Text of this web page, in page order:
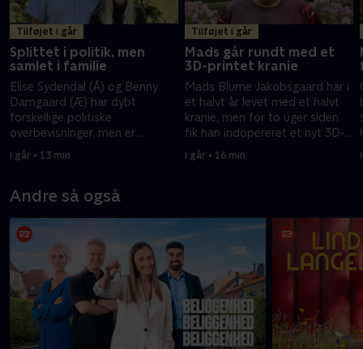
Tilføjet i går
Splittet i politik, men
samlet i familie
Elise Sydendal (Å) og Benny
Damgaard (Æ) har dybt
forskellige politiske
overbevisninger, men er
samtidigt papfar og papdatter.
I går • 13 min
Tilføjet i går
Mads går rundt med et
3D-printet kranie
Mads Blume Jakobsgaard har i
et halvt år levet med et halvt
kranie, men for to uger siden
fik han indopereret et nyt 3D-
printet kranie.
I går • 16 min
Andre så også